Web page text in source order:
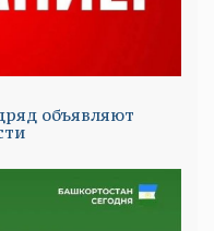
объявляют